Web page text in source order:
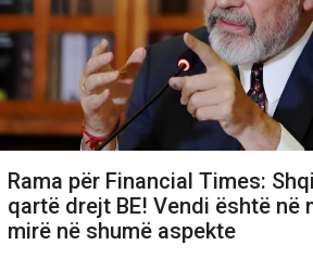
Rama për Financial Times:
qartë drejt BE! Vendi është në
mirë në shumë aspekte